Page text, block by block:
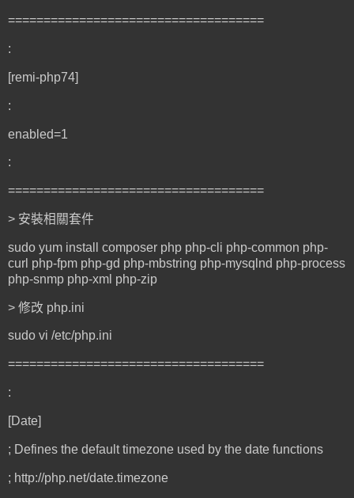
====================================
:
[remi-php74]
:
enabled=1
:
====================================
> 安裝相關套件
sudo yum install composer php php-cli php-common php-
curl php-fpm php-gd php-mbstring php-mysqlnd php-process
php-snmp php-xml php-zip
> 修改 php.ini
sudo vi /etc/php.ini
====================================
:
[Date]
; Defines the default timezone used by the date functions
; http://php.net/date.timezone